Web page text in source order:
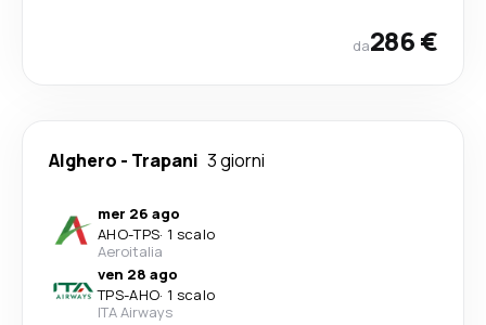
da286 €
Alghero - Trapani 3 giorni
mer 26 ago
AHO-TPS· 1 scalo
Aeroitalia
ven 28 ago
TPS-AHO· 1 scalo
ITA Airways